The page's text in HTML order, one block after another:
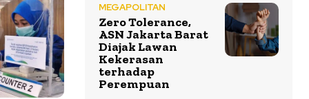
MEGAPOLITAN
Zero Tolerance,
ASN Jakarta Barat
Diajak Lawan
Kekerasan
terhadap
Perempuan